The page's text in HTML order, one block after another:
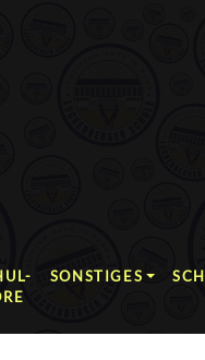
SONSTIGES